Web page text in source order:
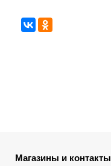
Магазины и контакты